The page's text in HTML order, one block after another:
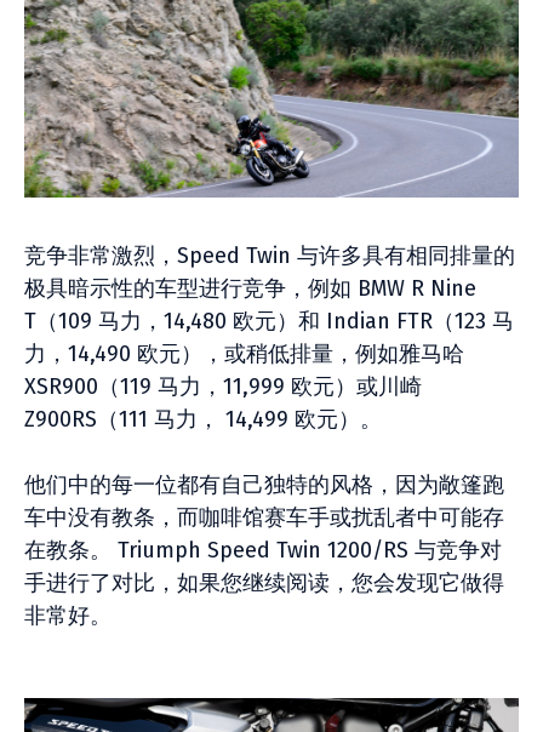
竞争非常激烈，Speed Twin 与许多具有相同排量的
极具暗示性的车型进行竞争，例如 BMW R Nine
T（109 马力，14,480 欧元）和 Indian FTR（123 马
力，14,490 欧元），或稍低排量，例如雅马哈
XSR900（119 马力，11,999 欧元）或川崎
Z900RS（111 马力， 14,499 欧元）。
他们中的每一位都有自己独特的风格，因为敞篷跑
车中没有教条，而咖啡馆赛车手或扰乱者中可能存
在教条。 Triumph Speed Twin 1200/RS 与竞争对
手进行了对比，如果您继续阅读，您会发现它做得
非常好。